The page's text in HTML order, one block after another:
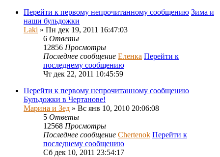
Перейти к первому непрочитанному сообщению Зима и
наши бульдожки
Laki » Пн дек 19, 2011 16:47:03
6 Ответы
12856 Просмотры
Последнее сообщение Еленка Перейти к
последнему сообщению
Чт дек 22, 2011 10:45:59
Перейти к первому непрочитанному сообщению
Бульдожки в Чертанове!
Марина и Зед » Вс янв 10, 2010 20:06:08
5 Ответы
12568 Просмотры
Последнее сообщение Chertenok Перейти к
последнему сообщению
Сб дек 10, 2011 23:54:17